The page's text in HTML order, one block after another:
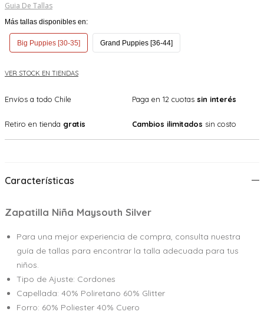
Guia De Tallas
Más tallas disponibles en:
Big Puppies [30-35] Grand Puppies [36-44]
VER STOCK EN TIENDAS
Envíos a todo Chile Paga en 12 cuotas sin interés
Retiro en tienda gratis Cambios ilimitados sin costo
Características
Zapatilla Niña Maysouth Silver
Para una mejor experiencia de compra, consulta nuestra
guía de tallas para encontrar la talla adecuada para tus
niños.
Tipo de Ajuste: Cordones
Capellada: 40% Poliretano 60% Glitter
Forro: 60% Poliester 40% Cuero